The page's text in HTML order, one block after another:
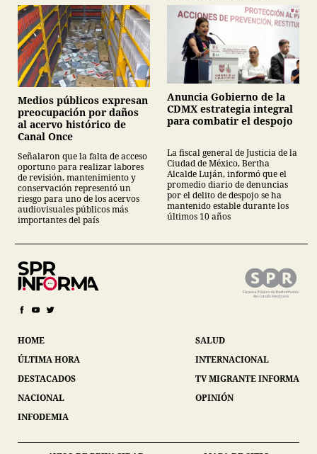
Medios públicos expresan
preocupación por daños
al acervo histórico de
Canal Once
Señalaron que la falta de acceso
oportuno para realizar labores
de revisión, mantenimiento y
conservación representó un
riesgo para uno de los acervos
audiovisuales públicos más
importantes del país
Anuncia Gobierno de la
CDMX estrategia integral
para combatir el despojo
La fiscal general de Justicia de la
Ciudad de México, Bertha
Alcalde Luján, informó que el
promedio diario de denuncias
por el delito de despojo se ha
mantenido estable durante los
últimos 10 años
HOME
ÚLTIMA HORA
DESTACADOS
NACIONAL
INFODEMIA
SALUD
INTERNACIONAL
TV MIGRANTE INFORMA
OPINIÓN